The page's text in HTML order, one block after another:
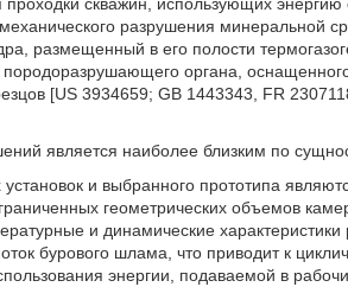
разрушения минеральной
размещенный в его полости
породоразрушающего органа,
[US 3934659; GB 1443343, FR
является наиболее близким по
и выбранного прототипа
геометрических объемов
и динамические характеристики
бурового шлама, что приводит к
энергии, подаваемой в